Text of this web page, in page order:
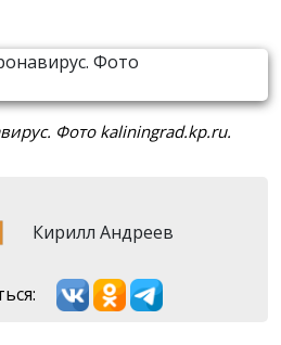
Фото kaliningrad.kp.ru.
Кирилл Андреев